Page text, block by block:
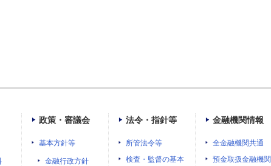
政策・審議会
基本方針等
金融行政方針
法令・指針等
所管法令等
検査・監督の基本
金融機関情報
全金融機関共通
預金取扱金融機関